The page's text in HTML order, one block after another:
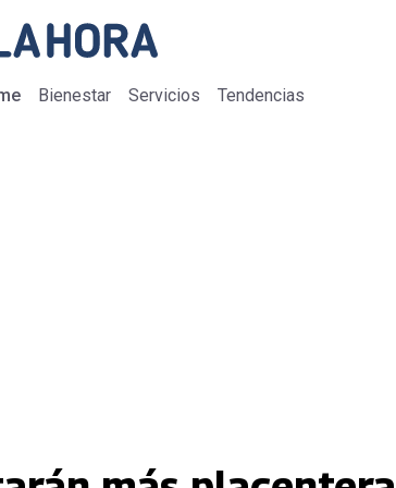
Bienestar Servicios Tendencias